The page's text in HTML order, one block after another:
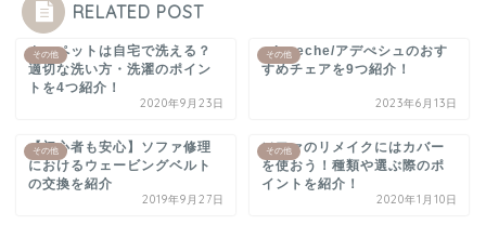
RELATED POST
その他
カーペットは自宅で洗える？
適切な洗い方・洗濯のポイン
トを4つ紹介！
2020年9月23日
その他
adepeche/アデぺシュのおす
すめチェアを9つ紹介！
2023年6月13日
その他
【初心者も安心】ソファ修理
におけるウェービングベルト
の交換を紹介
2019年9月27日
その他
ソファのリメイクにはカバー
を使おう！種類や選ぶ際のポ
イントを紹介！
2020年1月10日